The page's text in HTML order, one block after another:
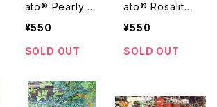
ato® Pearly Pi
nk Cherry エア
パーリー・ピン
¥550
SOLD OUT
ato® Rosalita
エアルーム・トマ
¥550
SOLD OUT